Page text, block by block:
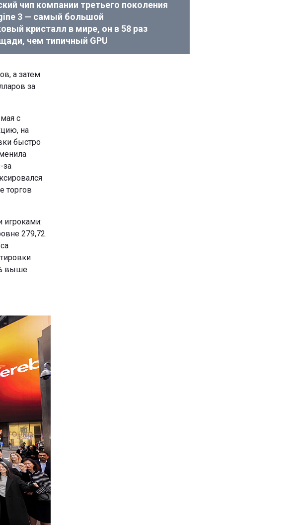
чип компании третьего поколения
3 — самый большой
кристалл в мире, он в 58 раз
чем типичный GPU
а затем
за
с
на
быстро
за
торгов
игроками:
279,72.
выше